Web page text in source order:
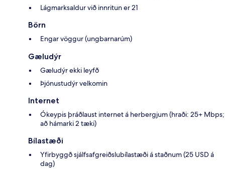
Lágmarksaldur við innritun er 21
Börn
Engar vöggur (ungbarnarúm)
Gæludýr
Gæludýr ekki leyfð
Þjónustudýr velkomin
Internet
Ókeypis þráðlaust internet á herbergjum (hraði: 25+ Mbps;
að hámarki 2 tæki)
Bílastæði
Yfirbyggð sjálfsafgreiðslubílastæði á staðnum (25 USD á
dag)